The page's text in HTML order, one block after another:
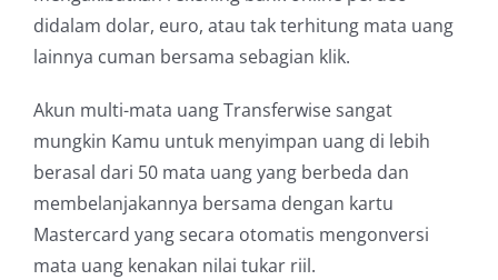
didalam dolar, euro, atau tak terhitung mata uang
lainnya cuman bersama sebagian klik.
Akun multi-mata uang Transferwise sangat
mungkin Kamu untuk menyimpan uang di lebih
berasal dari 50 mata uang yang berbeda dan
membelanjakannya bersama dengan kartu
Mastercard yang secara otomatis mengonversi
mata uang kenakan nilai tukar riil.